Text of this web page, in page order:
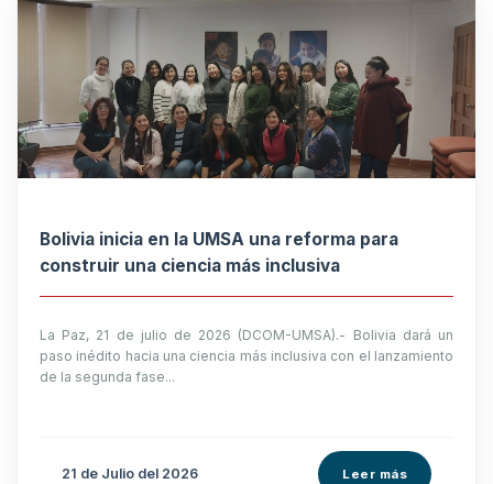
Bolivia inicia en la UMSA una reforma para
construir una ciencia más inclusiva
La Paz, 21 de julio de 2026 (DCOM-UMSA).- Bolivia dará un
paso inédito hacia una ciencia más inclusiva con el lanzamiento
de la segunda fase...
21 de Julio del 2026 Leer más